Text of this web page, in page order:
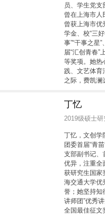
员、学生党支
曾在上海市人
曾获上海市优
学金、校“三
事”“干事之星
届“汇创青春”
等奖项。她热
践、文艺体育
之际，费凯澜
丁忆
2019级硕士研
丁忆，文创学
团委首届“青
支部副书记、
优异，注重全
获研究生国家
海交通大学优
誉；她坚持知
讲师团”优秀
全国最佳征文